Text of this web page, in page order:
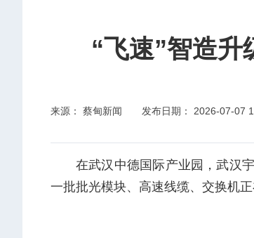
“飞速”智造升
来源： 蔡甸新闻 发布日期： 2026-07-07
在武汉中德国际产业园，武汉
一批批光模块、高速线缆、交换机